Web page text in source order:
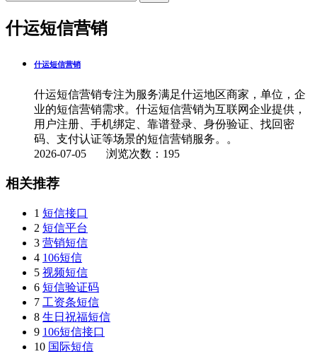
什运短信营销
什运短信营销
什运短信营销专注为服务满足什运地区商家，单位，企
业的短信营销需求。什运短信营销为互联网企业提供，
用户注册、手机绑定、靠谱登录、身份验证、找回密
码、支付认证等场景的短信营销服务。。
2026-07-05 浏览次数：195
相关推荐
1 短信接口
2 短信平台
3 营销短信
4 106短信
5 视频短信
6 短信验证码
7 工资条短信
8 生日祝福短信
9 106短信接口
10 国际短信